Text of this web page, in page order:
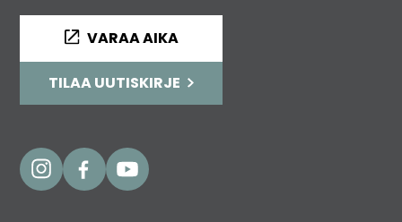
VARAA AIKA
TILAA UUTISKIRJE